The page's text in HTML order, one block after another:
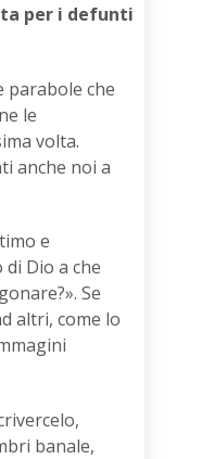
per i defunti
parabole che
le
volta.
anche noi a
e
Dio a che
Se
altri, come lo
banale,